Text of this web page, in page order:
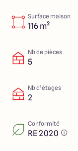
4.7
Surface maison
116 m²
Nb de pièces
5
Nb d’étages
2
Conformité
RE 2020